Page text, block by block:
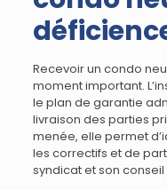
Recevoir un condo
moment important.
le plan de garantie
livraison des parties
menée, elle permet
les correctifs et de
syndicat et son